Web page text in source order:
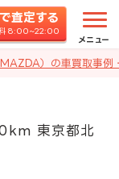
査定する
8:00~22:00
メニュー
）の車買取事例
東京都北